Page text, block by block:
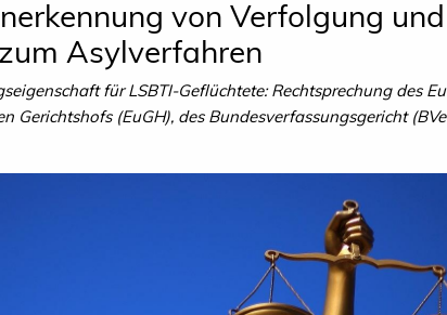
von Verfolgung
Asylverfahren
für LSBTI-Geflüchtete: Rechtsprechung des
Gerichtshofs (EuGH), des Bundesverfassungsgericht